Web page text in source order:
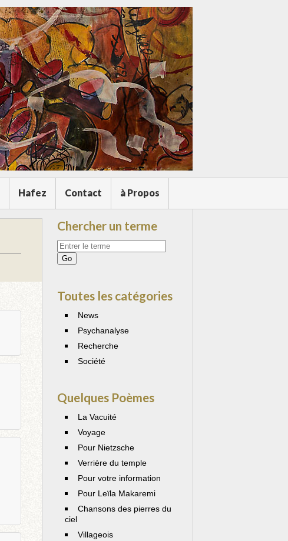
Hafez Contact à Propos
Chercher un terme
Votre
recherche
Toutes les catégories
News
Psychanalyse
Recherche
Société
Quelques Poèmes
La Vacuité
Voyage
Pour Nietzsche
Verrière du temple
Pour votre information
Pour Leïla Makaremi
Chansons des pierres du
ciel
Villageois